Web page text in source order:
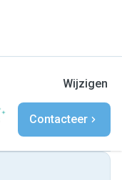
Wijzigen
Contacteer